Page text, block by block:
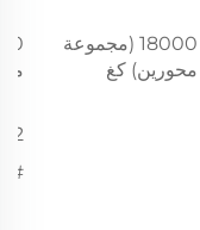
18000 (مجموعة
محورين) كغ